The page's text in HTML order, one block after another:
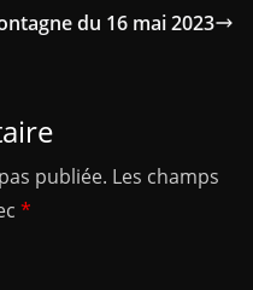
du 16 mai 2023
publiée. Les champs
*